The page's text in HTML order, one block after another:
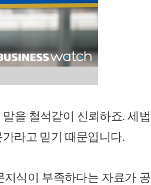
을 철석같이 신뢰하죠.세법
라고 믿기 때문입니다.
지식이 부족하다는 자료가 공